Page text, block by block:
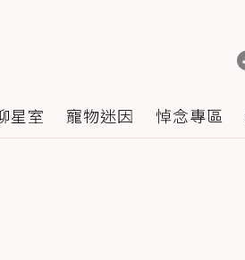
星室 寵物迷因 悼念專區